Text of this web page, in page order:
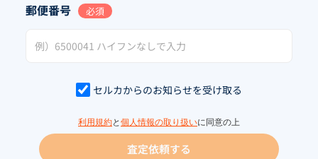
郵便番号 必須
セルカからのお知らせを受け取る
利用規約と 個人情報の取り扱いに同意の上
査定依頼する